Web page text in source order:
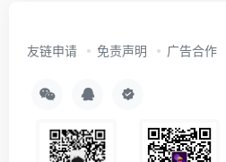
友链申请 免责声明 广告合作